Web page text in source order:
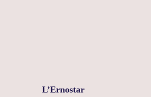
L’Ernostar